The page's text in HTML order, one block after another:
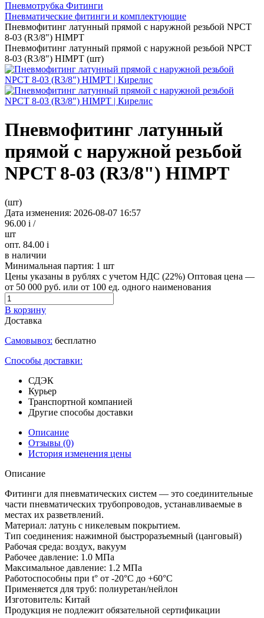
Пневмотрубка Фитинги
Пневматические фитинги и комплектующие
Пневмофитинг латунный прямой с наружной резьбой NPCT
8-03 (R3/8") HIMPT
Пневмофитинг латунный прямой с наружной резьбой NPCT
8-03 (R3/8") HIMPT (шт)
Пневмофитинг латунный
прямой с наружной резьбой
NPCT 8-03 (R3/8") HIMPT
(шт)
Дата изменения: 2026-08-07 16:57
96.00 i /
шт
опт. 84.00 i
в наличии
Минимальная партия: 1 шт
Цены указаны в рублях с учетом НДС (22%) Оптовая цена —
от 50 000 руб. или от 100 ед. одного наименования
В корзину
Доставка
Самовывоз: бесплатно
Способы доставки:
СДЭК
Курьер
Транспортной компанией
Другие способы доставки
Описание
Отзывы (0)
История изменения цены
Описание
Фитинги для пневматических систем — это соединительные
части пневматических трубопроводов, устанавливаемые в
местах их разветвлений.
Материал: латунь с никелевым покрытием.
Тип соединения: нажимной быстроразъемный (цанговый)
Рабочая среда: воздух, вакуум
Рабочее давление: 1.0 МПа
Максимальное давление: 1.2 МПа
Работоспособны при t° от -20°С до +60°С
Применяется для труб: полиуретан/нейлон
Изготовитель: Китай
Продукция не подлежит обязательной сертификации